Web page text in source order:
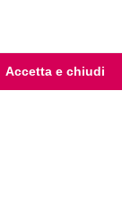
newsletter